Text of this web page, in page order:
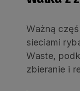
Ważną
sieciami
Waste,
zbieranie i